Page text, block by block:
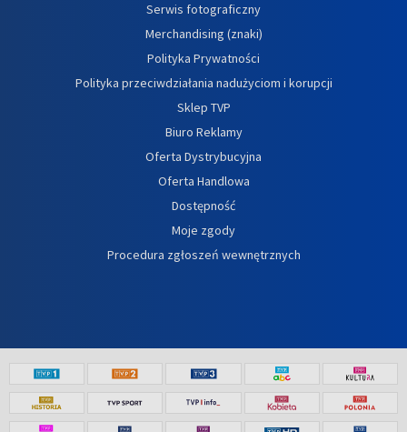
Serwis fotograficzny
Merchandising (znaki)
Polityka Prywatności
Polityka przeciwdziałania nadużyciom i korupcji
Sklep TVP
Biuro Reklamy
Oferta Dystrybucyjna
Oferta Handlowa
Dostępność
Moje zgody
Procedura zgłoszeń wewnętrznych